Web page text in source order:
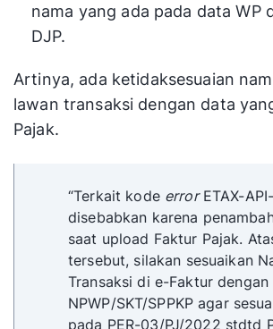
nama yang ada pada data WP
DJP.
Artinya, ada ketidaksesuaian
lawan transaksi dengan data
Pajak.
“Terkait kode errorETAX-
disebabkan karena
saat upload Faktur Pajak.
tersebut, silakan sesuaikan
Transaksi di e-Faktur dengan
NPWP/SKT/SPPKP agar
pada PER-03/PJ/2022 stdtd